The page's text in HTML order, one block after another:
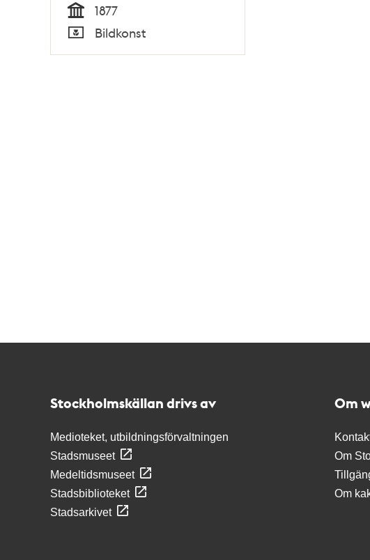
Tid
1877
Typ
Bildkonst
Stockholmskällan drivs av
Medioteket, utbildningsförvaltningen
Stadsmuseet
Medeltidsmuseet
Stadsbiblioteket
Stadsarkivet
Om
Om
Om